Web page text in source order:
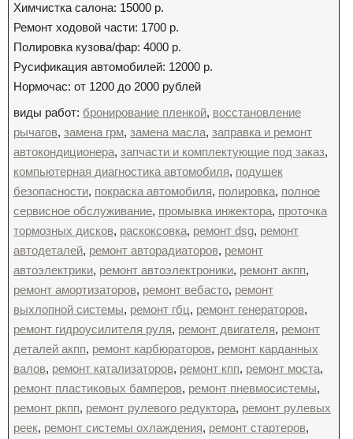
Химчистка салона: 15000 р.
Ремонт ходовой части: 1700 р.
Полировка кузова/фар: 4000 р.
Русификация автомобилей: 12000 р.
Нормочас: от 1200 до 2000 рублей
виды работ: бронирование пленкой, восстановление
рычагов, замена грм, замена масла, заправка и ремонт
автокондиционера, запчасти и комплектующие под заказ,
компьютерная диагностика автомобиля, подушек
безопасности, покраска автомобиля, полировка, полное
сервисное обслуживание, промывка инжектора, проточка
тормозных дисков, раскоксовка, ремонт dsg, ремонт
автодеталей, ремонт авторадиаторов, ремонт
автоэлектрики, ремонт автоэлектроники, ремонт акпп,
ремонт амортизаторов, ремонт вебасто, ремонт
выхлопной системы, ремонт гбц, ремонт генераторов,
ремонт гидроусилителя руля, ремонт двигателя, ремонт
деталей акпп, ремонт карбюраторов, ремонт карданных
валов, ремонт катализаторов, ремонт кпп, ремонт моста,
ремонт пластиковых бамперов, ремонт пневмосистемы,
ремонт ркпп, ремонт рулевого редуктора, ремонт рулевых
реек, ремонт системы охлаждения, ремонт стартеров,